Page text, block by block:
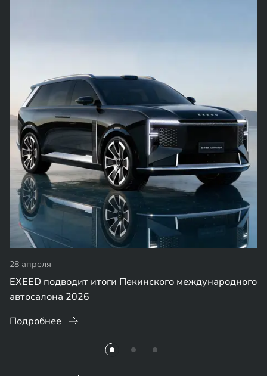
28 апреля
EXEED подводит итоги Пекинского международного
автосалона 2026
Подробнее